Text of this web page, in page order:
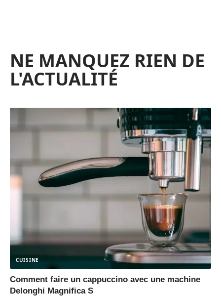
NE MANQUEZ RIEN DE
L'ACTUALITÉ
CUISINE
Comment faire un cappuccino avec une machine
Delonghi Magnifica S